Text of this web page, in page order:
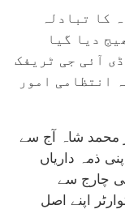
شاہ کا تبادلہ
دیا گیا
آئی جی ٹریفک
انتظامی امور
محمد شاہ آج سے
ذمہ داریاں
چارج سے
اپنے اصل